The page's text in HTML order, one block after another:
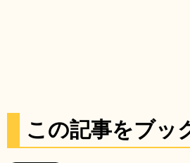
この記事をブッ